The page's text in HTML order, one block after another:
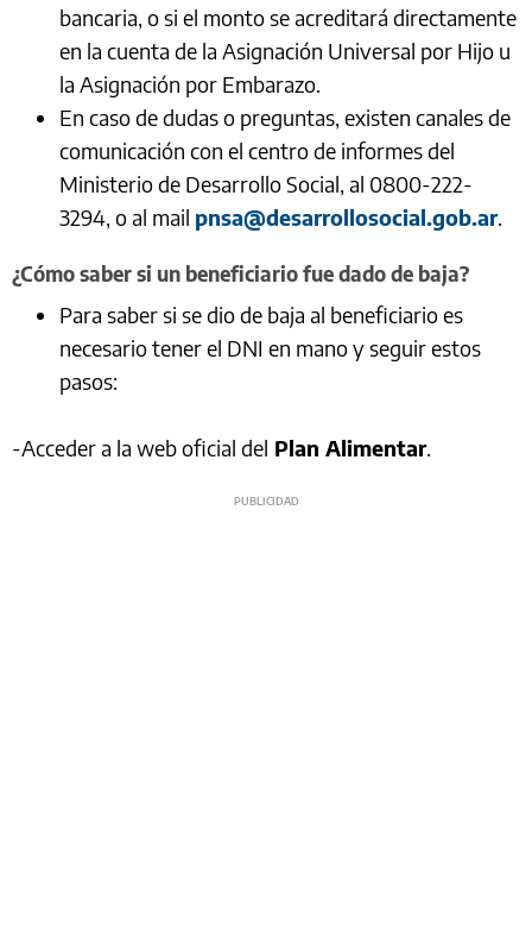
bancaria, o si el monto se acreditará directamente
en la cuenta de la Asignación Universal por Hijo u
la Asignación por Embarazo.
En caso de dudas o preguntas, existen canales de
comunicación con el centro de informes del
Ministerio de Desarrollo Social, al 0800-222-
3294, o al mail pnsa@desarrollosocial.gob.ar.
¿Cómo saber si un beneficiario fue dado de baja?
Para saber si se dio de baja al beneficiario es
necesario tener el DNI en mano y seguir estos
pasos:
-Acceder a la web oficial del Plan Alimentar.